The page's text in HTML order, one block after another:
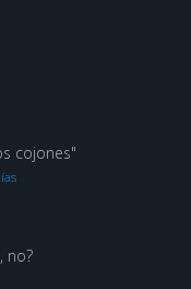
cojones"
no?